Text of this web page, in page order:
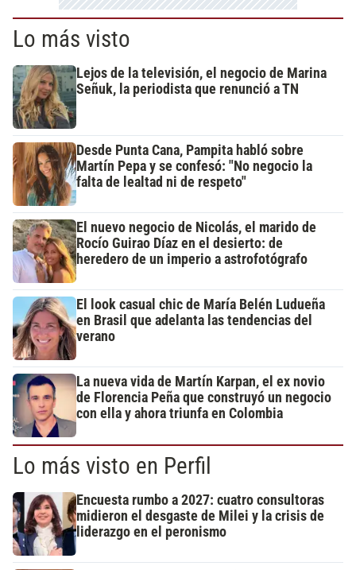
Lo más visto
Lejos de la televisión, el negocio de Marina
Señuk, la periodista que renunció a TN
Desde Punta Cana, Pampita habló sobre
Martín Pepa y se confesó: "No negocio la
falta de lealtad ni de respeto"
El nuevo negocio de Nicolás, el marido de
Rocío Guirao Díaz en el desierto: de
heredero de un imperio a astrofotógrafo
El look casual chic de María Belén Ludueña
en Brasil que adelanta las tendencias del
verano
La nueva vida de Martín Karpan, el ex novio
de Florencia Peña que construyó un negocio
con ella y ahora triunfa en Colombia
Lo más visto en Perfil
Encuesta rumbo a 2027: cuatro consultoras
midieron el desgaste de Milei y la crisis de
liderazgo en el peronismo